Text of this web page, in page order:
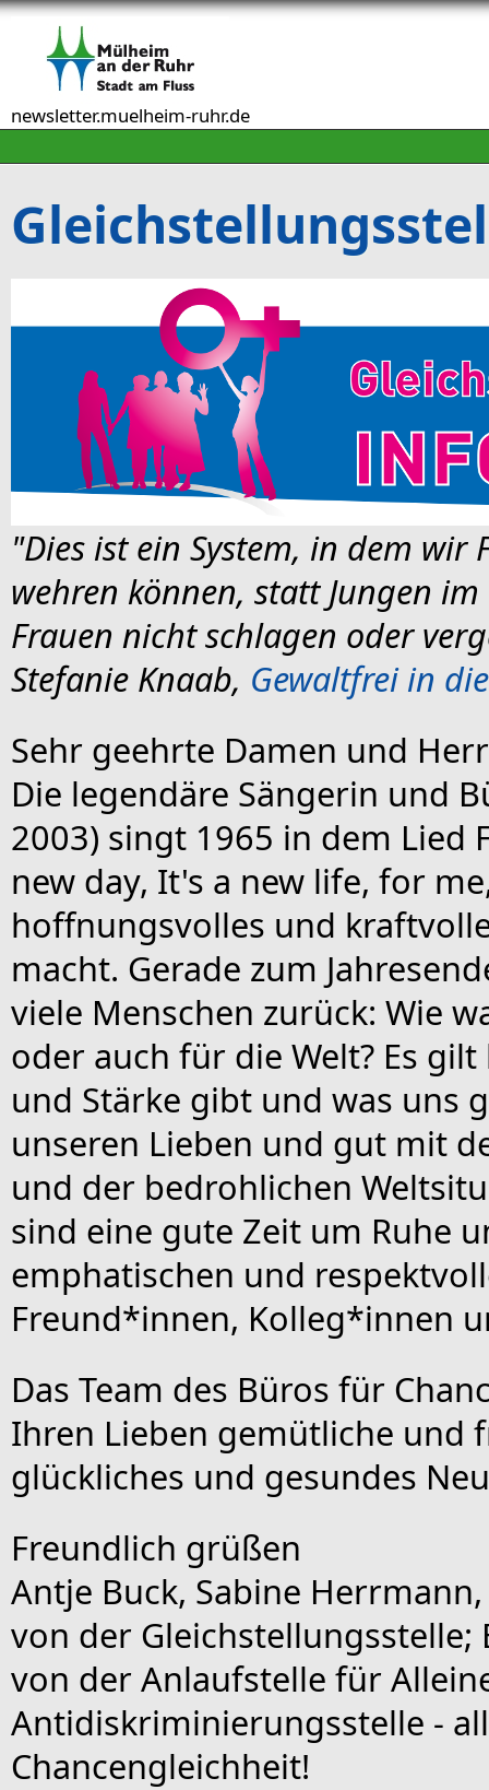
Direkt zum Inhalt
newsletter.muelheim-ruhr.de
"Dies ist ein System, in dem
wehren können, statt Jungen
Frauen nicht schlagen oder
Stefanie Knaab, Gewaltfrei in
Sehr geehrte Damen und
Die legendäre Sängerin und
2003) singt 1965 in dem Lied
new day, It's a new life, for
hoffnungsvolles und
macht. Gerade zum
viele Menschen zurück: Wie
oder auch für die Welt? Es
und Stärke gibt und was
unseren Lieben und gut mit
und der bedrohlichen
sind eine gute Zeit um Ruhe
emphatischen und
Freund*innen, Kolleg*innen
Das Team des Büros für
Ihren Lieben gemütliche und
glückliches und gesundes
Freundlich grüßen
Antje Buck, Sabine
von der
von der Anlaufstelle für
Antidiskriminierungsstelle -
Chancengleichheit!